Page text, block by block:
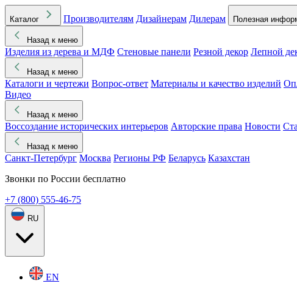
Каталог Производителям Дизайнерам Дилерам Полезная
Назад к меню
Изделия из дерева и МДФ Стеновые панели Резной декор Лепной
Назад к меню
Каталоги и чертежи Вопрос-ответ Материалы и качество изделий
Видео
Назад к меню
Воссоздание исторических интерьеров Авторские права Новости
Назад к меню
Санкт-Петербург Москва Регионы РФ Беларусь Казахстан
Звонки по России бесплатно
+7 (800) 555-46-75
RU
EN